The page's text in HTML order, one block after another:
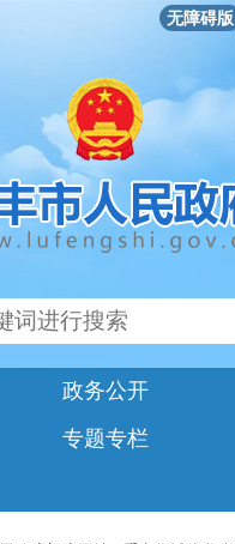
无障碍版
政务公开
专题专栏